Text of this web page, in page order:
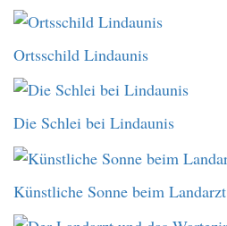
Ortsschild Lindaunis
Die Schlei bei Lindaunis
Künstliche Sonne beim Landarzt